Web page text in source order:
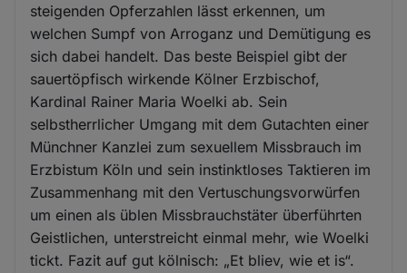
steigenden Opferzahlen lässt erkennen, um
welchen Sumpf von Arroganz und Demütigung es
sich dabei handelt. Das beste Beispiel gibt der
sauertöpfisch wirkende Kölner Erzbischof,
Kardinal Rainer Maria Woelki ab. Sein
selbstherrlicher Umgang mit dem Gutachten einer
Münchner Kanzlei zum sexuellem Missbrauch im
Erzbistum Köln und sein instinktloses Taktieren im
Zusammenhang mit den Vertuschungsvorwürfen
um einen als üblen Missbrauchstäter überführten
Geistlichen, unterstreicht einmal mehr, wie Woelki
tickt. Fazit auf gut kölnisch: „Et bliev, wie et is“.